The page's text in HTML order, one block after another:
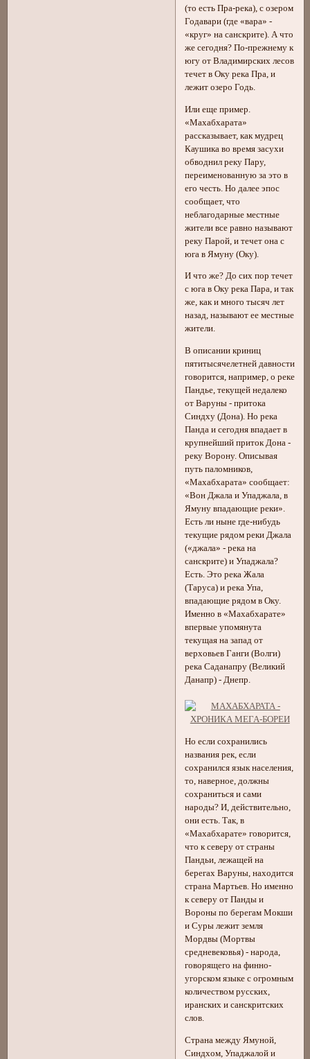
(то есть Пра-река), с озером
Годавари (где «вара» -
«круг» на санскрите). А что
же сегодня? По-прежнему к
югу от Владимирских лесов
течет в Оку река Пра, и
лежит озеро Годь.
Или еще пример.
«Махабхарата»
рассказывает, как мудрец
Каушика во время засухи
обводнил реку Пару,
переименованную за это в
его честь. Но далее эпос
сообщает, что
неблагодарные местные
жители все равно называют
реку Парой, и течет она с
юга в Ямуну (Оку).
И что же? До сих пор течет
с юга в Оку река Пара, и так
же, как и много тысяч лет
назад, называют ее местные
жители.
В описании криниц
пятитысячелетней давности
говорится, например, о реке
Пандье, текущей недалеко
от Варуны - притока
Синдху (Дона). Но река
Панда и сегодня впадает в
крупнейший приток Дона -
реку Ворону. Описывая
путь паломников,
«Махабхарата» сообщает:
«Вон Джала и Упаджала, в
Ямуну впадающие реки».
Есть ли ныне где-нибудь
текущие рядом реки Джала
(«джала» - река на
санскрите) и Упаджала?
Есть. Это река Жала
(Таруса) и река Упа,
впадающие рядом в Оку.
Именно в «Махабхарате»
впервые упомянута
текущая на запад от
верховьев Ганги (Волги)
река Саданапру (Великий
Данапр) - Днепр.
Но если сохранились
названия рек, если
сохранился язык населения,
то, наверное, должны
сохраниться и сами
народы? И, действительно,
они есть. Так, в
«Махабхарате» говорится,
что к северу от страны
Пандьи, лежащей на
берегах Варуны, находится
страна Мартьев. Но именно
к северу от Панды и
Вороны по берегам Мокши
и Суры лежит земля
Мордвы (Мортвы
средневековья) - народа,
говорящего на финно-
угорском языке с огромным
количеством русских,
иранских и санскритских
слов.
Страна между Ямуной,
Синдхом, Упаджалой и